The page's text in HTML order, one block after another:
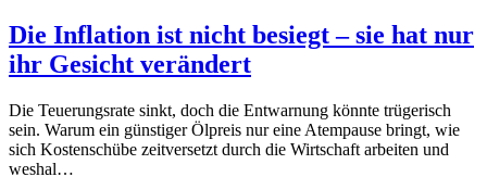
Die Inflation ist nicht besiegt – sie hat nur
ihr Gesicht verändert
Die Teuerungsrate sinkt, doch die Entwarnung könnte trügerisch
sein. Warum ein günstiger Ölpreis nur eine Atempause bringt, wie
sich Kostenschübe zeitversetzt durch die Wirtschaft arbeiten und
weshal…